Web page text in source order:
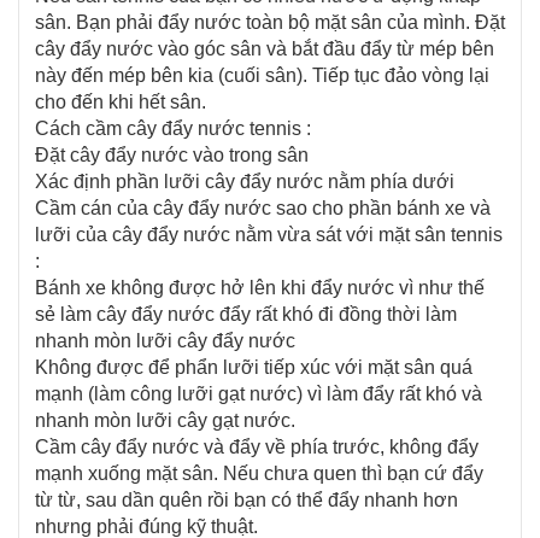
sân. Bạn phải đẩy nước toàn bộ mặt sân của mình. Đặt
cây đẩy nước vào góc sân và bắt đầu đẩy từ mép bên
này đến mép bên kia (cuối sân). Tiếp tục đảo vòng lại
cho đến khi hết sân.
Cách cầm cây đẩy nước tennis :
Đặt cây đẩy nước vào trong sân
Xác định phần lưỡi cây đẩy nước nằm phía dưới
Cầm cán của cây đẩy nước sao cho phần bánh xe và
lưỡi của cây đẩy nước nằm vừa sát với mặt sân tennis
:
Bánh xe không được hở lên khi đẩy nước vì như thế
sẻ làm cây đẩy nước đẩy rất khó đi đồng thời làm
nhanh mòn lưỡi cây đẩy nước
Không được để phẩn lưỡi tiếp xúc với mặt sân quá
mạnh (làm công lưỡi gạt nước) vì làm đẩy rất khó và
nhanh mòn lưỡi cây gạt nước.
Cầm cây đẩy nước và đẩy về phía trước, không đẩy
mạnh xuống mặt sân. Nếu chưa quen thì bạn cứ đẩy
từ từ, sau dần quên rồi bạn có thể đẩy nhanh hơn
nhưng phải đúng kỹ thuật.